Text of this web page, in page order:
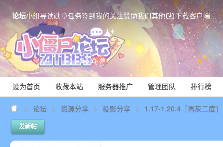
论坛小组导读勋章任务签到我的关注赞助我们其他 下载客户端
设为首页 收藏本站 服务器推广 管理团队 排行榜
论坛 资源分享 投影分享 1.17-1.20.4［再灰二度
发新帖